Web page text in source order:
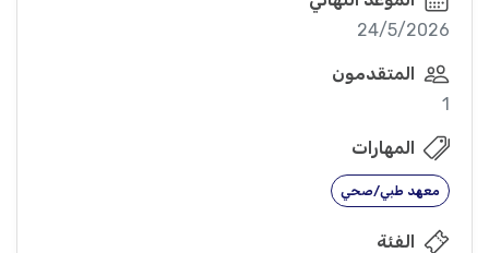
24/5/2026
المتقدمون
1
المهارات
معهد طبي/صحي
الفئة